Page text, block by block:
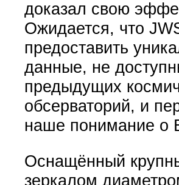
доказал свою
Ожидается, что
предоставить
данные, не
предыдущих
обсерваторий, и
наше понимание о
Оснащённый
зеркалом